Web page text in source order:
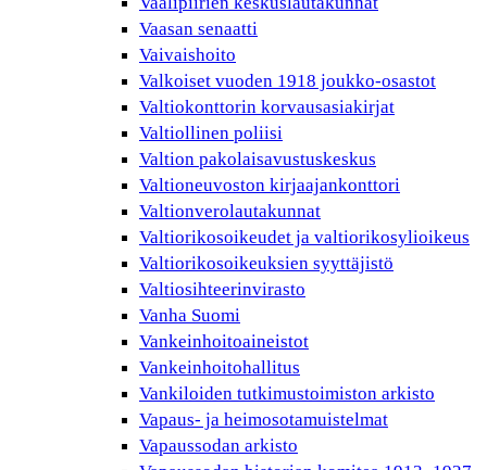
Vaasan senaatti
Vaivaishoito
Valkoiset vuoden 1918 joukko-osastot
Valtiokonttorin korvausasiakirjat
Valtiollinen poliisi
Valtion pakolaisavustuskeskus
Valtioneuvoston kirjaajankonttori
Valtionverolautakunnat
Valtiorikosoikeudet ja valtiorikosylioikeus
Valtiorikosoikeuksien syyttäjistö
Valtiosihteerinvirasto
Vanha Suomi
Vankeinhoitoaineistot
Vankeinhoitohallitus
Vankiloiden tutkimustoimiston arkisto
Vapaus- ja heimosotamuistelmat
Vapaussodan arkisto